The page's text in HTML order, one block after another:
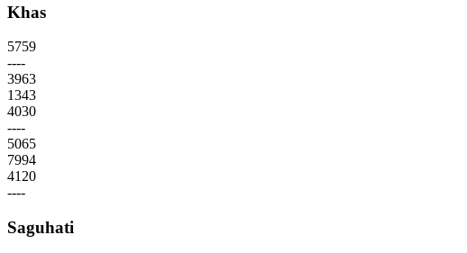
Khas
5759
----
3963
1343
4030
----
5065
7994
4120
----
Saguhati